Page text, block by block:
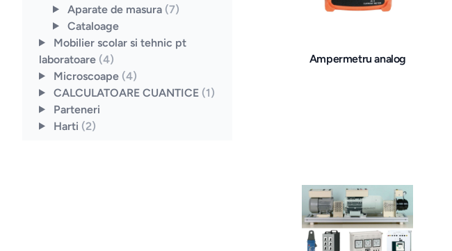
Aparate de masura (7)
Cataloage
Mobilier scolar si tehnic pt
laboratoare (4)
Microscoape (4)
CALCULATOARE CUANTICE (1)
Parteneri
Harti (2)
Ampermetru analog